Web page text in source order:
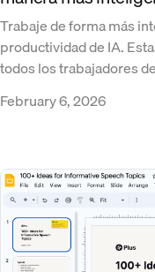
Trabaje de forma más
productividad de IA.
todos los trabajadores
February 6, 2026